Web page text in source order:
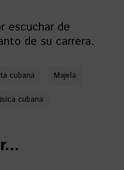
escuchar de
de su carrera.
cubana Majela
cubana